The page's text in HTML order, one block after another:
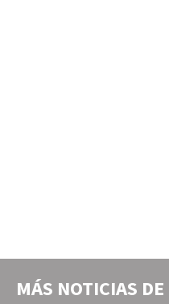
MÁS NOTICIAS DE